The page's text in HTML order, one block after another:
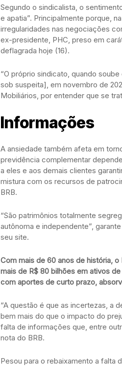
Segundo o sindicalista, o
e apatia”. Principalmente porque,
irregularidades nas negociações
ex-presidente, PHC, preso em
deflagrada hoje (16).
“O próprio sindicato, quando
sob suspeita], em novembro de
Mobiliários, por entender que se
Informações
A ansiedade também afeta em
previdência complementar
a eles e aos demais clientes
mistura com os recursos de
BRB.
“São patrimônios totalmente
autônoma e independente”,
seu site.
Com mais de 60 anos de história,
mais de R$ 80 bilhões em ativos
com aportes de curto prazo,
“A questão é que as incertezas, a
bem mais do que o impacto do
falta de informações que, entre
nota do BRB.
Pesou para o rebaixamento a falta